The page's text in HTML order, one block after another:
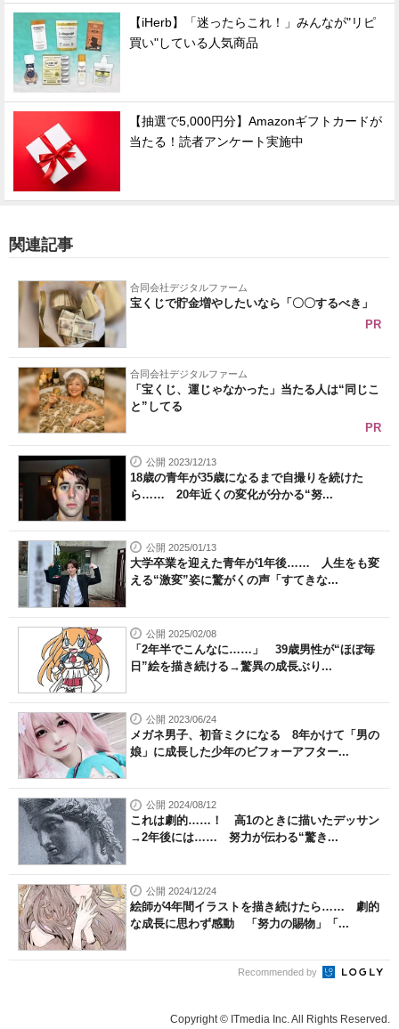
【iHerb】「迷ったらこれ！」みんなが"リピ
買い"している人気商品
【抽選で5,000円分】Amazonギフトカードが
当たる！読者アンケート実施中
関連記事
合同会社デジタルファーム
宝くじで貯金増やしたいなら「〇〇するべき」
PR
合同会社デジタルファーム
「宝くじ、運じゃなかった」当たる人は“同じこ
と”してる
PR
公開 2023/12/13
18歳の青年が35歳になるまで自撮りを続けた
ら…… 20年近くの変化が分かる“努...
公開 2025/01/13
大学卒業を迎えた青年が1年後…… 人生をも変
える“激変”姿に驚がくの声「すてきな...
公開 2025/02/08
「2年半でこんなに……」 39歳男性が“ほぼ毎
日”絵を描き続ける→驚異の成長ぶり...
公開 2023/06/24
メガネ男子、初音ミクになる 8年かけて「男の
娘」に成長した少年のビフォーアフター...
公開 2024/08/12
これは劇的……！ 高1のときに描いたデッサン
→2年後には…… 努力が伝わる“驚き...
公開 2024/12/24
絵師が4年間イラストを描き続けたら…… 劇的
な成長に思わず感動 「努力の賜物」「...
Recommended by
Copyright © ITmedia Inc. All Rights Reserved.